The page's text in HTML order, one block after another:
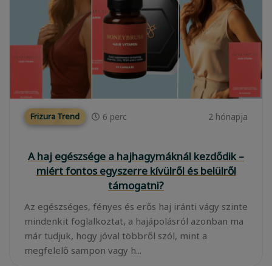
Frizura Trend 6 perc 2 hónapja
A haj egészsége a hajhagymáknál kezdődik –
miért fontos egyszerre kívülről és belülről
támogatni?
Az egészséges, fényes és erős haj iránti vágy szinte
mindenkit foglalkoztat, a hajápolásról azonban ma
már tudjuk, hogy jóval többről szól, mint a
megfelelő sampon vagy h...